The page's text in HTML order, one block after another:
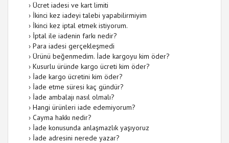
› Ücret iadesi ve kart limiti
› İkinci kez iadeyi talebi yapabilirmiyim
› İkinci kez iptal etmek istiyorum.
› İptal ile iadenin farkı nedir?
› Para iadesi gerçekleşmedi
› Ürünü beğenmedim. İade kargoyu kim öder?
› Kusurlu üründe kargo ücreti kim öder?
› İade kargo ücretini kim öder?
› İade etme süresi kaç gündür?
› İade ambalajı nasıl olmalı?
› Hangi ürünleri iade edemiyorum?
› Cayma hakkı nedir?
› İade konusunda anlaşmazlık yaşıyoruz
› İade adresini nerede yazar?